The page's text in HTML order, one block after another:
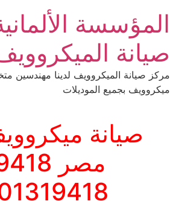
content
المؤسسة
صيانة الميكروويف
مركز صيانة الميكروويف لدينا مهندسين
ميكروويف بجميع الموديلات
صيانة